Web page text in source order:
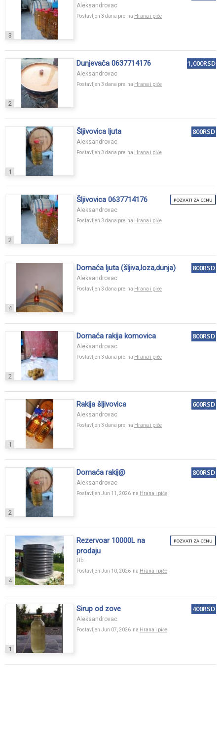
3
Aleksandrovac
Postavljen 3 dana pre na Hrana i piće
2
Dunjevača 0637714176
Aleksandrovac
Postavljen 3 dana pre na Hrana i piće
1,000RSD
1
Šljivovica ljuta
Aleksandrovac
Postavljen 3 dana pre na Hrana i piće
800RSD
2
Šljivovica 0637714176
Aleksandrovac
Postavljen 3 dana pre na Hrana i piće
POZVATI ZA CENU
4
Domaća ljuta (šljiva,loza,dunja)
Aleksandrovac
Postavljen 3 dana pre na Hrana i piće
800RSD
2
Domaća rakija komovica
Aleksandrovac
Postavljen 3 dana pre na Hrana i piće
800RSD
1
Rakija šljivovica
Aleksandrovac
Postavljen 3 dana pre na Hrana i piće
600RSD
2
Domaća rakij@
Aleksandrovac
Postavljen Jun 11, 2026 na Hrana i piće
800RSD
4
Rezervoar 10000L na
prodaju
Ub
Postavljen Jun 10, 2026 na Hrana i piće
POZVATI ZA CENU
1
Sirup od zove
Aleksandrovac
Postavljen Jun 07, 2026 na Hrana i piće
400RSD